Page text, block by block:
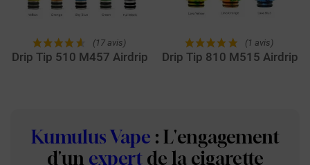
(17 avis)
Drip Tip 510 M457 Airdrip
(1 avis)
Drip Tip 810 M515 Airdrip
Kumulus Vape : L'engagement
d'un expert de la cigarette